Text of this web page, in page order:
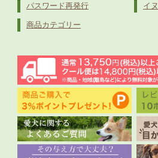
パスワード再発行
商品カテゴリー
イ